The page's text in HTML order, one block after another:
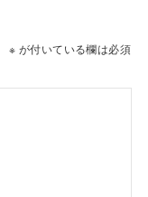
※ が付いている欄は必須